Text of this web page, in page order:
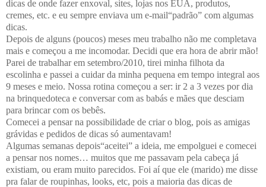
dicas de onde fazer enxoval, sites, lojas nos EUA, produtos,
cremes, etc. e eu sempre enviava um e-mail“padrão” com algumas
dicas.
Depois de alguns (poucos) meses meu trabalho não me completava
mais e começou a me incomodar. Decidi que era hora de abrir mão!
Parei de trabalhar em setembro/2010, tirei minha filhota da
escolinha e passei a cuidar da minha pequena em tempo integral aos
9 meses e meio. Nossa rotina começou a ser: ir 2 a 3 vezes por dia
na brinquedoteca e conversar com as babás e mães que desciam
para brincar com os bebês.
Comecei a pensar na possibilidade de criar o blog, pois as amigas
grávidas e pedidos de dicas só aumentavam!
Algumas semanas depois“aceitei” a ideia, me empolguei e comecei
a pensar nos nomes… muitos que me passavam pela cabeça já
existiam, ou eram muito parecidos. Foi aí que ele (marido) me disse
pra falar de roupinhas, looks, etc, pois a maioria das dicas de